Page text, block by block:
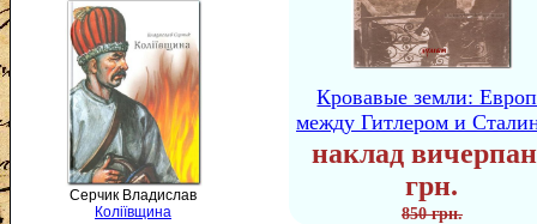
Серчик Владислав
Коліївщина
Кровавые земли:
между Гитлером и
наклад
грн.
850 грн.